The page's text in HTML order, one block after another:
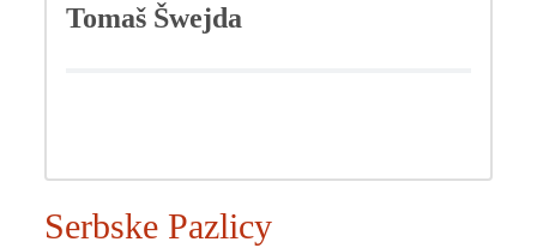
Tomaš Šwejda
Serbske Pazlicy